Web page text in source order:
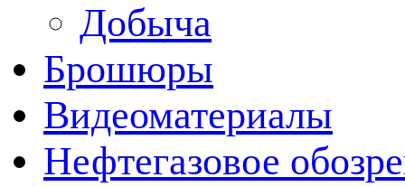
Добыча
Брошюры
Видеоматериалы
Нефтегазовое